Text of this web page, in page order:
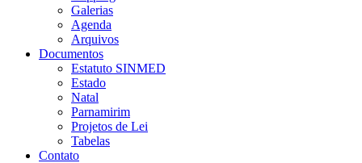
Galerias
Agenda
Arquivos
Documentos
Estatuto SINMED
Estado
Natal
Parnamirim
Projetos de Lei
Tabelas
Contato